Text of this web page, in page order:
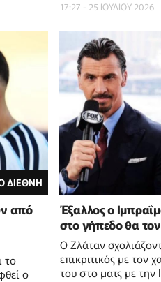
17:27 - 25 ΙΟΥΛΙΟΥ 2026
ΔΙΕΘΝΗ
από
το
ο
Έξαλλος ο
στο γήπεδο θα
Ο Ζλάταν
επικριτικός με τον
του στο ματς με την